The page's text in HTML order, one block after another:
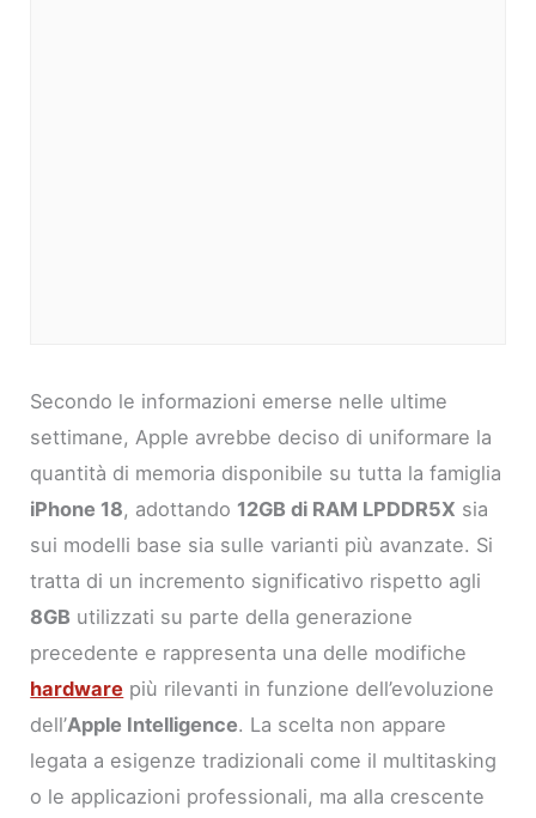
Secondo le informazioni emerse nelle ultime
settimane, Apple avrebbe deciso di uniformare la
quantità di memoria disponibile su tutta la famiglia
iPhone 18, adottando 12GB di RAM LPDDR5X sia
sui modelli base sia sulle varianti più avanzate. Si
tratta di un incremento significativo rispetto agli
8GB utilizzati su parte della generazione
precedente e rappresenta una delle modifiche
hardware più rilevanti in funzione dell’evoluzione
dell’Apple Intelligence. La scelta non appare
legata a esigenze tradizionali come il multitasking
o le applicazioni professionali, ma alla crescente